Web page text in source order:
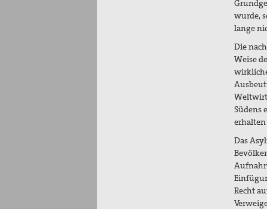
wurde,
lange
Die
Weise
Südens
Das
Recht